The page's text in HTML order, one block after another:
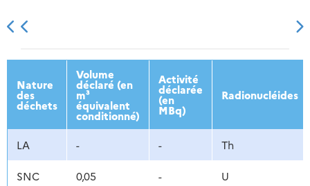
2013 2014 2015 2016
Nature
des
déchets
Volume
déclaré (en
m³
équivalent
conditionné)
Activité
déclarée
(en
MBq)
Radionucléides
LA - - Th
SNC 0,05 - U